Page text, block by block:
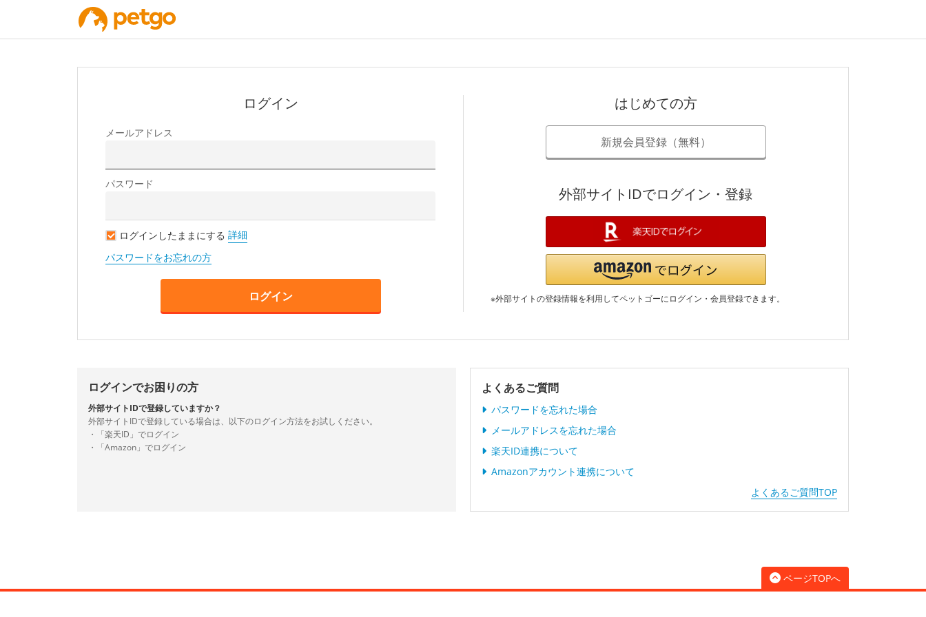
ログイン
メールアドレス
パスワード
ログインしたままにする 詳細
パスワードをお忘れの方
ログイン
はじめての方
新規会員登録（無料）
外部サイトIDでログイン・登録
※外部サイトの登録情報を利用してペットゴーにログイン・会員登録できます。
ログインでお困りの方
外部サイトIDで登録していますか？
外部サイトIDで登録している場合は、以下のログイン方法をお試しください。
・「楽天ID」でログイン
・「Amazon」でログイン
よくあるご質問
パスワードを忘れた場合
メールアドレスを忘れた場合
楽天ID連携について
Amazonアカウント連携について
よくあるご質問TOP
ページTOPへ